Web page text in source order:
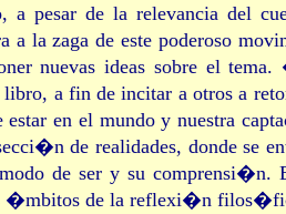
a pesar de la relevancia del
a la zaga de este poderoso
nuevas ideas sobre el
libro, a fin de incitar a otros a
estar en el mundo y nuestra
de realidades, donde se
de ser y su comprensi�n.
�mbitos de la reflexi�n